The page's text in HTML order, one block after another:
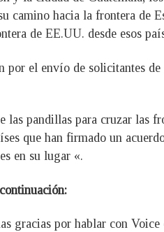
camino hacia la frontera
de EE.UU. desde esos
por el envío de solicitantes
las pandillas para cruzar las
que han firmado un
en su lugar «.
gracias por hablar con